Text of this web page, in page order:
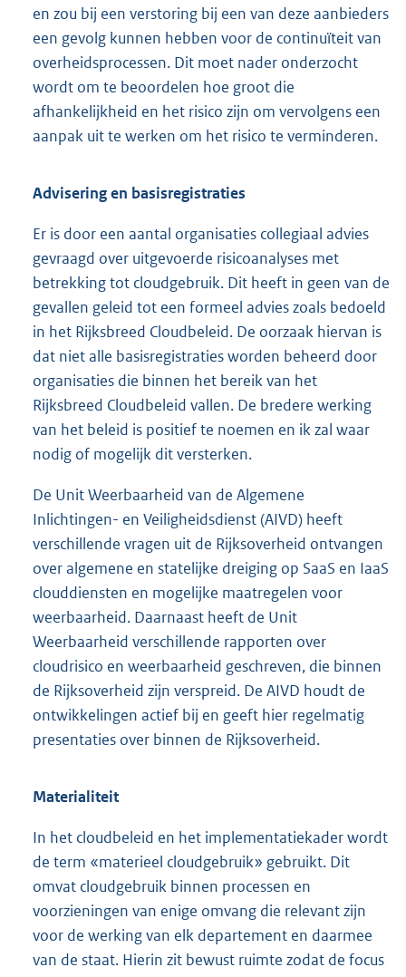
en zou bij een verstoring bij een van deze aanbieders
een gevolg kunnen hebben voor de continuïteit van
overheidsprocessen. Dit moet nader onderzocht
wordt om te beoordelen hoe groot die
afhankelijkheid en het risico zijn om vervolgens een
aanpak uit te werken om het risico te verminderen.
Advisering en basisregistraties
Er is door een aantal organisaties collegiaal advies
gevraagd over uitgevoerde risicoanalyses met
betrekking tot cloudgebruik. Dit heeft in geen van de
gevallen geleid tot een formeel advies zoals bedoeld
in het Rijksbreed Cloudbeleid. De oorzaak hiervan is
dat niet alle basisregistraties worden beheerd door
organisaties die binnen het bereik van het
Rijksbreed Cloudbeleid vallen. De bredere werking
van het beleid is positief te noemen en ik zal waar
nodig of mogelijk dit versterken.
De Unit Weerbaarheid van de Algemene
Inlichtingen- en Veiligheidsdienst (AIVD) heeft
verschillende vragen uit de Rijksoverheid ontvangen
over algemene en statelijke dreiging op SaaS en IaaS
clouddiensten en mogelijke maatregelen voor
weerbaarheid. Daarnaast heeft de Unit
Weerbaarheid verschillende rapporten over
cloudrisico en weerbaarheid geschreven, die binnen
de Rijksoverheid zijn verspreid. De AIVD houdt de
ontwikkelingen actief bij en geeft hier regelmatig
presentaties over binnen de Rijksoverheid.
Materialiteit
In het cloudbeleid en het implementatiekader wordt
de term «materieel cloudgebruik» gebruikt. Dit
omvat cloudgebruik binnen processen en
voorzieningen van enige omvang die relevant zijn
voor de werking van elk departement en daarmee
van de staat. Hierin zit bewust ruimte zodat de focus